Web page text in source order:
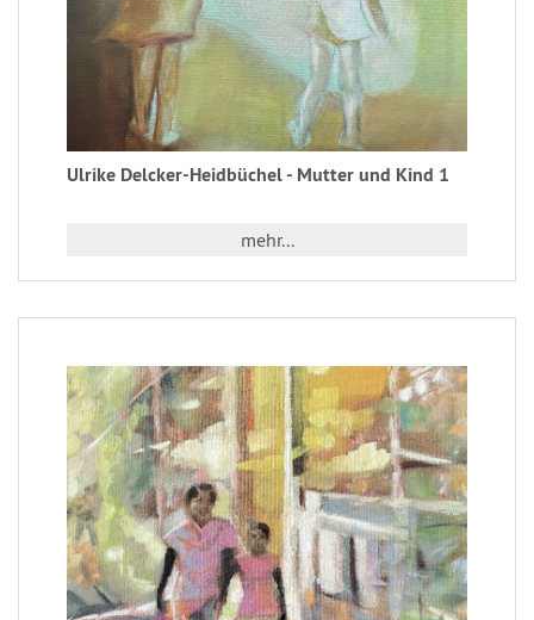
Ulrike Delcker-Heidbüchel - Mutter und Kind 1
mehr...